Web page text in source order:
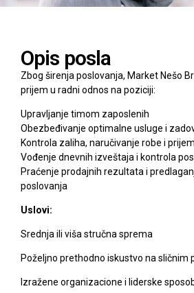
Opis posla
Zbog širenja poslovanja, Market Nešo
prijem u radni odnos na poziciji:
Upravljanje timom zaposlenih
Obezbeđivanje optimalne usluge i
Kontrola zaliha, naručivanje robe i
Vođenje dnevnih izveštaja i kontrola
Praćenje prodajnih rezultata i
poslovanja
Uslovi:
Srednja ili viša stručna sprema
Poželjno prethodno iskustvo na sličnim
Izražene organizacione i liderske